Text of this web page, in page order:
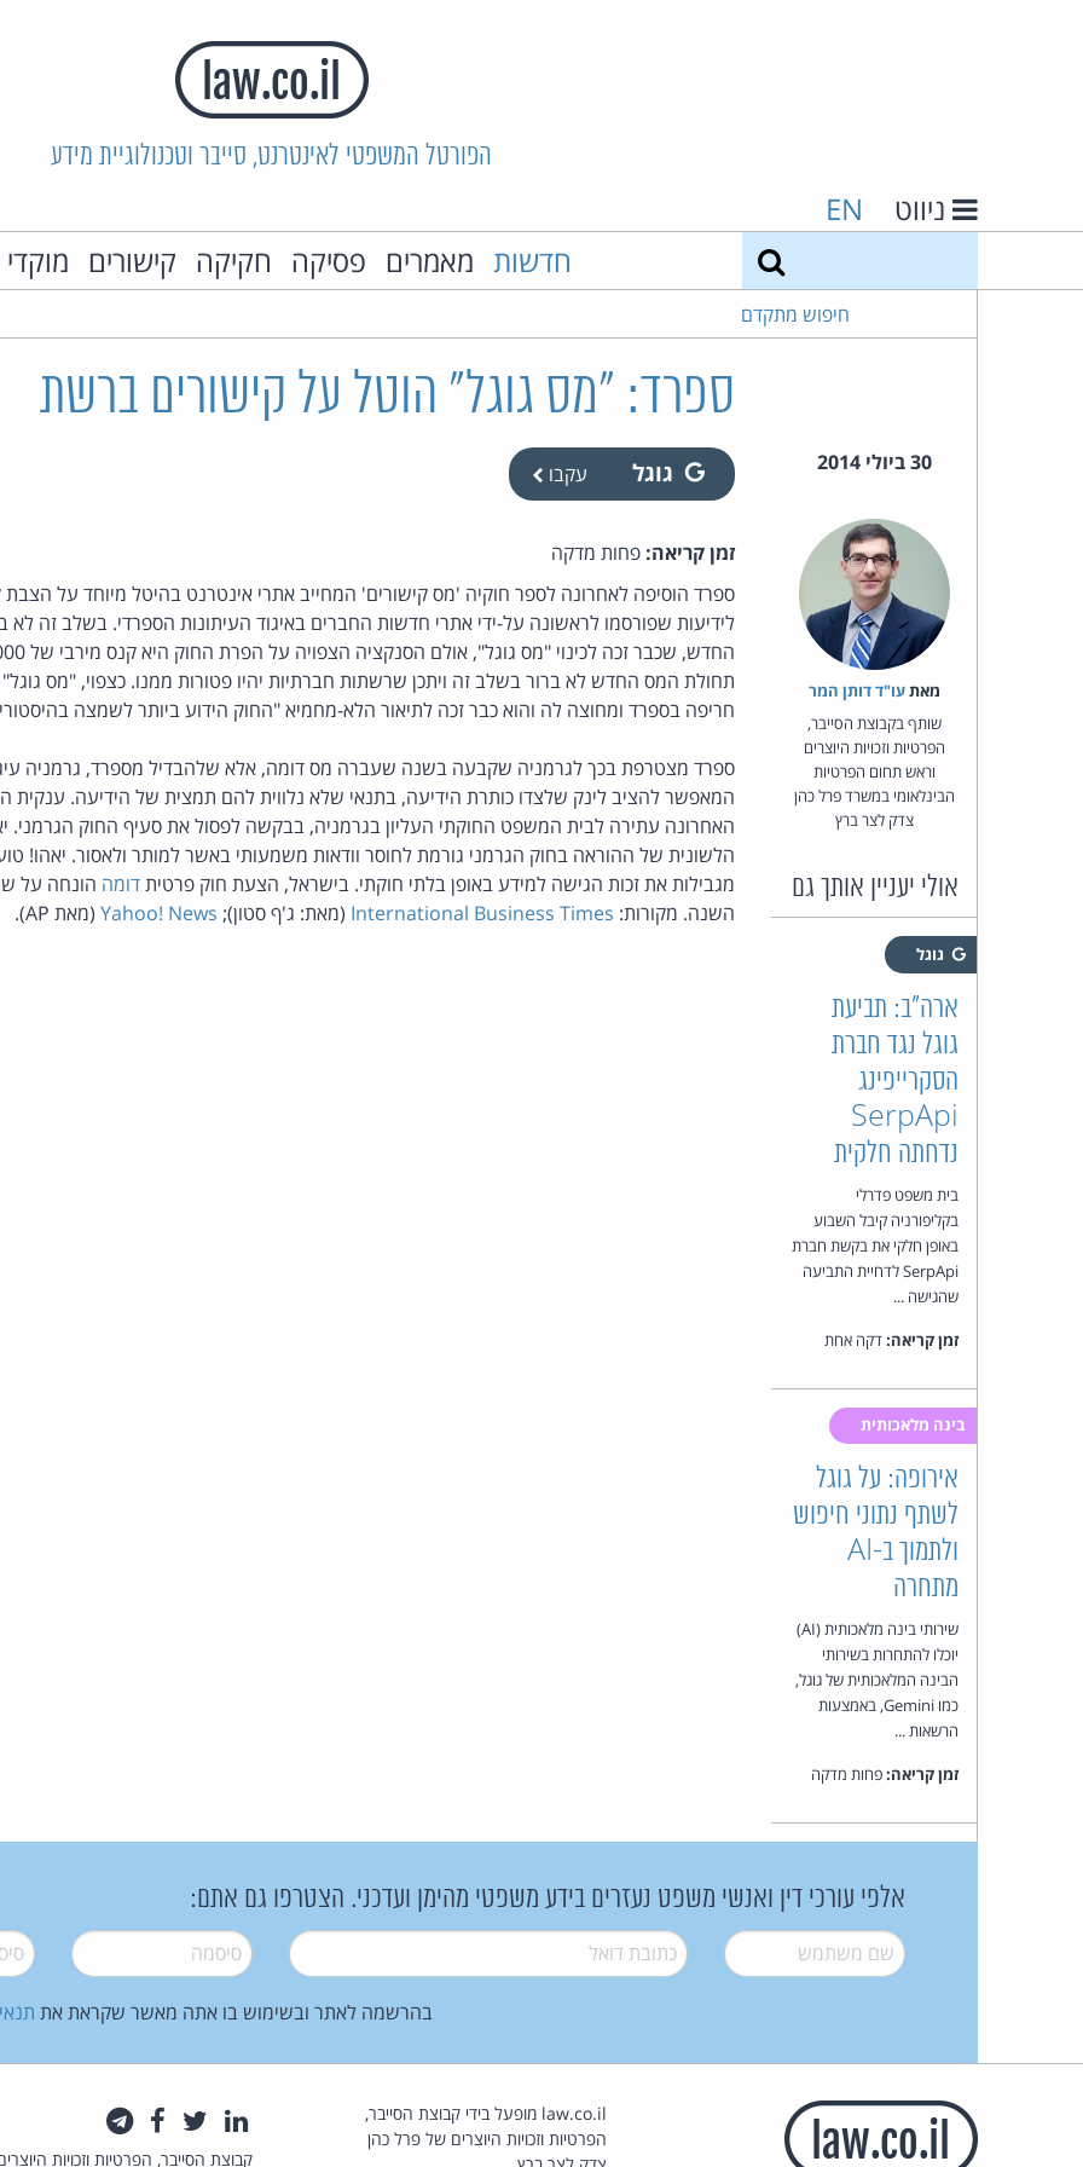
הפורטל המשפטי לאינטרנט, סייבר וטכנולוגיית מידע
ניווט EN
חדשות מאמרים פסיקה חקיקה קישורים
חיפוש מתקדם
ספרד: "מס גוגל" הוטל על קישורים ברשת
30 ביולי 2014 גוגל עקבו
מאת‏עו"ד דותן המר
שותף בקבוצת הסייבר,
הפרטיות וזכויות היוצרים
וראש תחום הפרטיות
הבינלאומי במשרד פרל כהן
צדק לצר ברץ
אולי יעניין אותך גם
גוגל
ארה"ב: תביעת
גוגל נגד חברת
הסקרייפינג
SerpApi
נדחתה חלקית
בית משפט פדרלי
בקליפורניה קיבל השבוע
באופן חלקי את בקשת חברת
SerpApi לדחיית התביעה
שהגישה ...
זמן קריאה:דקה אחת
בינה מלאכותית
אירופה: על גוגל
לשתף נתוני חיפוש
ולתמוך ב-AI
מתחרה
שירותי בינה מלאכותית (AI)
יוכלו להתחרות בשירותי
הבינה המלאכותית של גוגל,
כמו Gemini, באמצעות
הרשאות ...
זמן קריאה:פחות מדקה
זמן קריאה: פחות מדקה
ספרד הוסיפה לאחרונה לספר חוקיה 'מס קישורים' המחייב אתרי אינטרנט בהיטל מיוחד על הצבת
לידיעות שפורסמו לראשונה על-ידי אתרי חדשות החברים באיגוד העיתונות הספרדי. בשלב זה לא
תחולת המס החדש לא ברור בשלב זה ויתכן שרשתות חברתיות יהיו פטורות ממנו. כצפוי, "מס
חריפה בספרד ומחוצה לה והוא כבר זכה לתיאור הלא-מחמיא "החוק הידוע ביותר לשמצה
ספרד מצטרפת בכך לגרמניה שקבעה בשנה שעברה מס דומה, אלא שלהבדיל מספרד, גרמניה
המאפשר להציב לינק שלצדו כותרת הידיעה, בתנאי שלא נלווית להם תמצית של הידיעה.
האחרונה עתירה לבית המשפט החוקתי העליון בגרמניה, בבקשה לפסול את סעיף החוק הגרמני.
הלשונית של ההוראה בחוק הגרמני גורמת לחוסר וודאות משמעותי באשר למותר ולאסור. יאהו!
מגבילות את זכות הגישה למידע באופן בלתי חוקתי. בישראל, הצעת חוק פרטיתדומה הונחה על
השנה. מקורות: International Business Times (מאת: ג'ף סטון); Yahoo! News(מאת AP).
אלפי עורכי דין ואנשי משפט נעזרים בידע משפטי מהימן ועדכני. הצטרפו גם אתם:
שם משתמש* דואל* סיסמה*
בהרשמה לאתר ובשימוש בו אתה מאשר שקראת את
law.co.il מופעל בידי קבוצת הסייבר,
הפרטיות וזכויות היוצרים של פרל כהן
לינקדאין
טוויטרפייסבוק
קבוצת הסייבר, הפרטיות וזכויות